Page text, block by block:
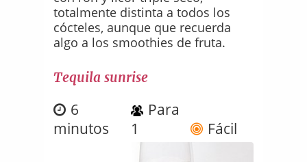
totalmente distinta a todos los
cócteles, aunque que recuerda
algo a los smoothies de fruta.
Tequila sunrise
6
minutos
Para
1
Fácil